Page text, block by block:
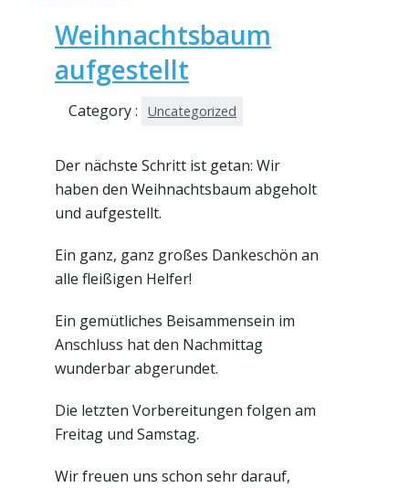
Weihnachtsbaum
aufgestellt
Category : Uncategorized
Der nächste Schritt ist getan: Wir
haben den Weihnachtsbaum abgeholt
und aufgestellt.
Ein ganz, ganz großes Dankeschön an
alle fleißigen Helfer!
Ein gemütliches Beisammensein im
Anschluss hat den Nachmittag
wunderbar abgerundet.
Die letzten Vorbereitungen folgen am
Freitag und Samstag.
Wirfreuen uns schon sehr darauf,